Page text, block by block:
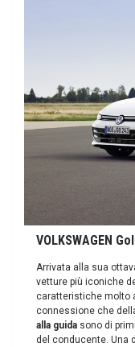
VOLKSWAGEN
Arrivata alla sua
vetture più iconiche
caratteristiche molto
connessione che
alla guida sono di
del conducente. Una